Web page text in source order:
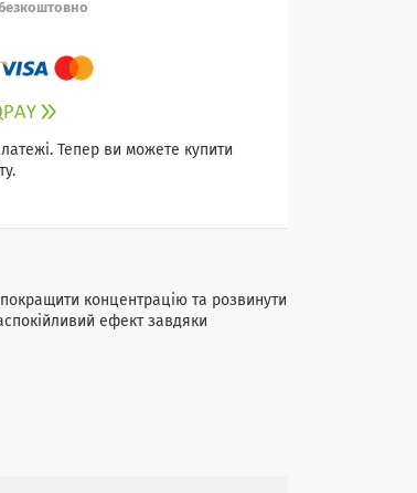
Тепер ви можете купити
концентрацію та розвинути
ефект завдяки